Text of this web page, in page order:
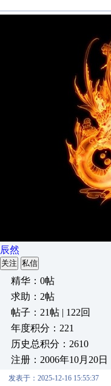
辰然
关注 私信
精华：0帖
求助：2帖
帖子：21帖 | 122回
年度积分：221
历史总积分：2610
注册：2006年10月20日
发表于：2025-12-16 15:55:37